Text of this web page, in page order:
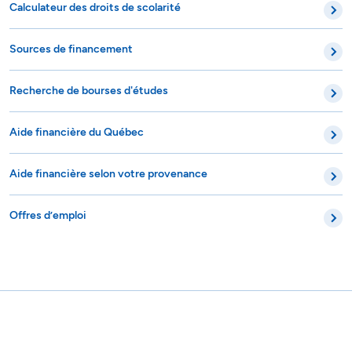
Calculateur des droits de scolarité
Sources de financement
Recherche de bourses d'études
Aide financière du Québec
Aide financière selon votre provenance
Offres d’emploi